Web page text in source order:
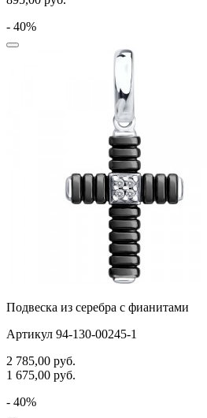
- 40%
Подвеска из серебра с фианитами
Артикул 94-130-00245-1
2 785,00 руб.
1 675,00 руб.
- 40%